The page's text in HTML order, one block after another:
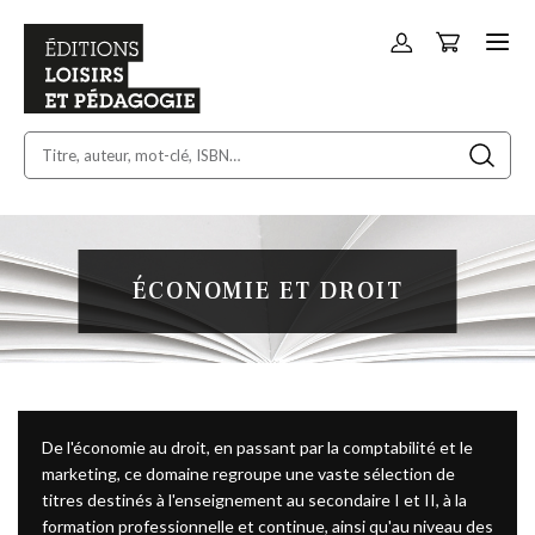
Allez
Panier
ÉCONOMIE ET DROIT
De l'économie au droit, en passant par la comptabilité et le
marketing, ce domaine regroupe une vaste sélection de
titres destinés à l'enseignement au secondaire I et II, à la
formation professionnelle et continue, ainsi qu'au niveau des